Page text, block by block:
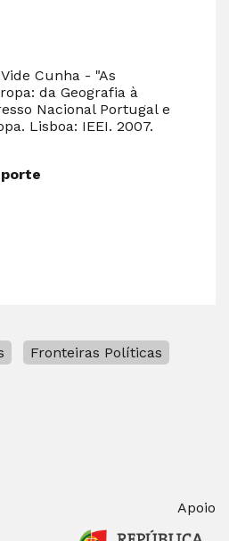
Cunha - "As
da Geografia à
Nacional Portugal e
Lisboa: IEEI. 2007.
Fronteiras Políticas
Apoio